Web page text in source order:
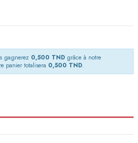
gagnerez 0,500 TND grâce à notre
panier totalisera 0,500 TND.